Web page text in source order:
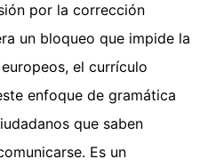
por la corrección
un bloqueo que impide la
el currículo
enfoque de gramática
que saben
Es un